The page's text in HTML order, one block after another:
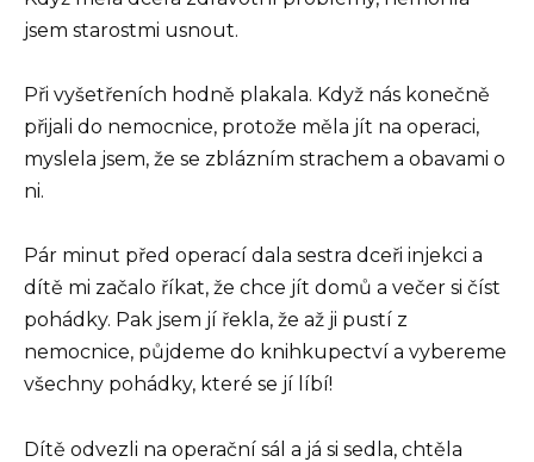
jsem starostmi usnout.
Při vyšetřeních hodně plakala. Když nás konečně
přijali do nemocnice, protože měla jít na operaci,
myslela jsem, že se zblázním strachem a obavami o
ni.
Pár minut před operací dala sestra dceři injekci a
dítě mi začalo říkat, že chce jít domů a večer si číst
pohádky. Pak jsem jí řekla, že až ji pustí z
nemocnice, půjdeme do knihkupectví a vybereme
všechny pohádky, které se jí líbí!
Dítě odvezli na operační sál a já si sedla, chtěla